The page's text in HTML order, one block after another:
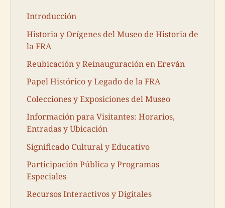
Introducción
Historia y Orígenes del Museo de Historia de
la FRA
Reubicación y Reinauguración en Ereván
Papel Histórico y Legado de la FRA
Colecciones y Exposiciones del Museo
Información para Visitantes: Horarios,
Entradas y Ubicación
Significado Cultural y Educativo
Participación Pública y Programas
Especiales
Recursos Interactivos y Digitales